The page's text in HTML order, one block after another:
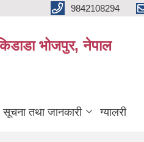
9842108294
भोजपुर, नेपाल
सूचना तथा जानकारी ग्यालरी